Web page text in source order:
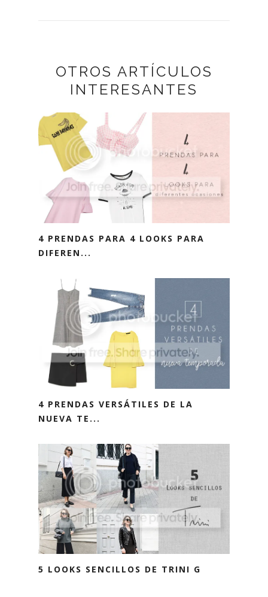
OTROS ARTÍCULOS
INTERESANTES
4 PRENDAS PARA 4 LOOKS PARA
DIFEREN...
4 PRENDAS VERSÁTILES DE LA
NUEVA TE...
5 LOOKS SENCILLOS DE TRINI G